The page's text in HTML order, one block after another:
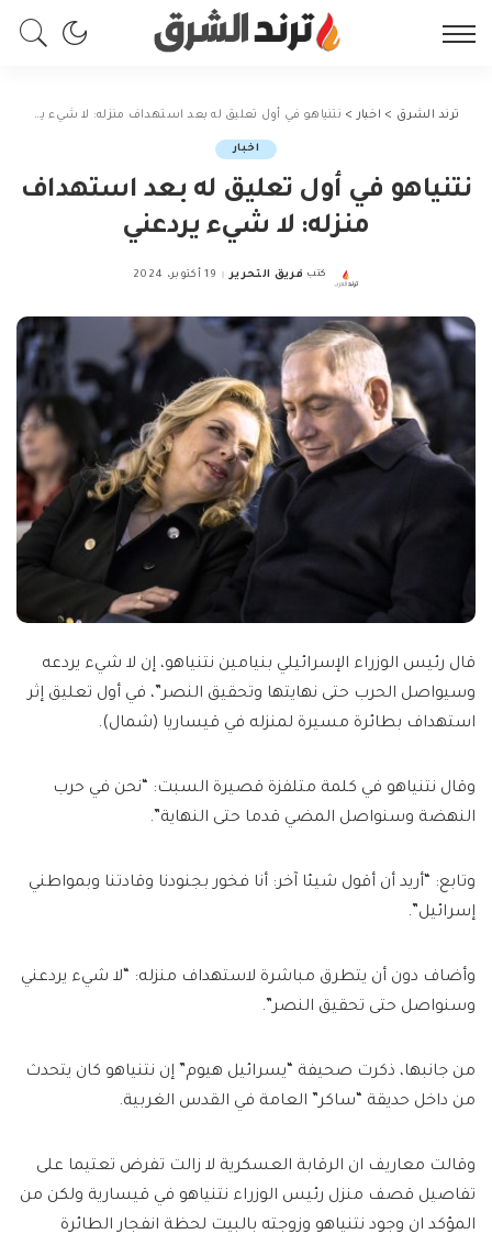
ترند الشرق > اخبار > نتنياهو في أول تعليق له بعد استهداف منزله: لا شيء يردعني
اخبار
نتنياهو في أول تعليق له بعد استهداف
منزله: لا شيء يردعني
Posted
كتب فريق التحرير 19 أكتوبر، 2024
قال رئيس الوزراء الإسرائيلي بنيامين نتنياهو، إن لا شيء يردعه
وسيواصل الحرب حتى نهايتها وتحقيق النصر”، في أول تعليق إثر
استهداف بطائرة مسيرة لمنزله في قيساريا (شمال).
وقال نتنياهو في كلمة متلفزة قصيرة السبت: “نحن في حرب
النهضة وسنواصل المضي قدما حتى النهاية”.
وتابع: “أريد أن أقول شيئا آخر: أنا فخور بجنودنا وقادتنا وبمواطني
إسرائيل”.
وأضاف دون أن يتطرق مباشرة لاستهداف منزله: “لا شيء يردعني
وسنواصل حتى تحقيق النصر”.
من جانبها، ذكرت صحيفة “يسرائيل هيوم” إن نتنياهو كان يتحدث
من داخل حديقة “ساكر” العامة في القدس الغربية.
وقالت معاريف ان الرقابة العسكرية لا زالت تفرض تعتيما على
تفاصيل قصف منزل رئيس الوزراء نتنياهو في قيسارية ولكن من
المؤكد ان وجود نتنياهو وزوجته بالبيت لحظة انفجار الطائرة